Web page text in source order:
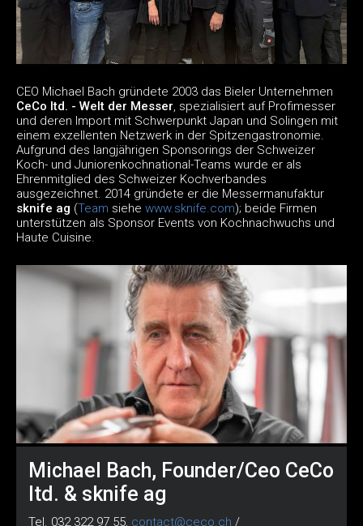
CEO Michael Bach gründete 2003 das Bieler Unternehmen
CeCo ltd. - Welt der Messer, spezialisiert auf Profimesser
und deren Import mit Schwerpunkt Japan und Solingen mit
einem exzellenten Netzwerk in der Spitzengastronomie.
Aufgrund des langjährigen Sponsorings der Schweizer
Koch- und Juniorenkochnational-Teams wurde er als
Ehrenmitglied des Schweizer Kochverbandes
ausgezeichnet. 2014 gründete er die Messermanufaktur
sknife ag (Team siehe www.sknife.com); beide Firmen
unterstützen als Sponsor Events von Kochnachwuchs und
Haute Cuisine.
Michael Bach, Founder/Ceo CeCo
ltd. & sknife ag
Tel. 032 322 97 55, contact@ceco.ch /